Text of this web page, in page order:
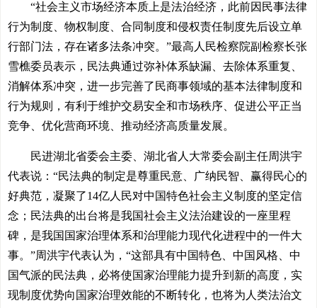
“社会主义市场经济本质上是法治经济，此前因民事法律
行为制度、物权制度、合同制度和侵权责任制度先后设立单
行部门法，存在诸多法条冲突。”最高人民检察院副检察长张
雪樵委员表示，民法典通过弥补体系缺漏、去除体系重复、
消解体系冲突，进一步完善了民商事领域的基本法律制度和
行为规则，有利于维护交易安全和市场秩序、促进公平正当
竞争、优化营商环境、推动经济高质量发展。
民进湖北省委会主委、湖北省人大常委会副主任周洪宇
代表说：“民法典的制定是尊重民意、广纳民智、赢得民心的
好典范，凝聚了14亿人民对中国特色社会主义制度的坚定信
念；民法典的出台将是我国社会主义法治建设的一座里程
碑，是我国国家治理体系和治理能力现代化进程中的一件大
事。”周洪宇代表认为，“这部具有中国特色、中国风格、中
国气派的民法典，必将使国家治理能力提升到新的高度，实
现制度优势向国家治理效能的不断转化，也将为人类法治文